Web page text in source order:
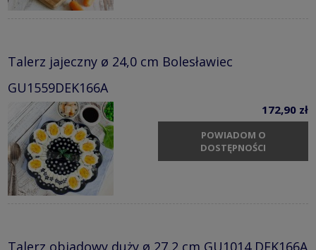
Talerz jajeczny ø 24,0 cm Bolesławiec
GU1559DEK166A
172,90 zł
POWIADOM O
DOSTĘPNOŚCI